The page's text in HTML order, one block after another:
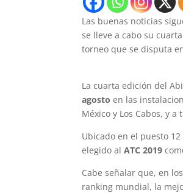
Las buenas noticias
se lleve a cabo su
torneo que se disputa
La cuarta edición del
agosto en las
México y Los Cabos, y
Ubicado en el puesto
elegido alATC 2019
Cabe señalar que, en
ranking mundial, la